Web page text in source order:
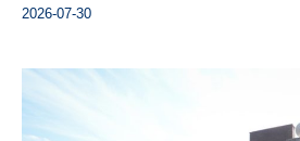
2026-07-30